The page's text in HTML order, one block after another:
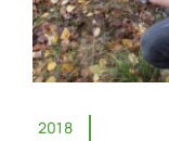
2018